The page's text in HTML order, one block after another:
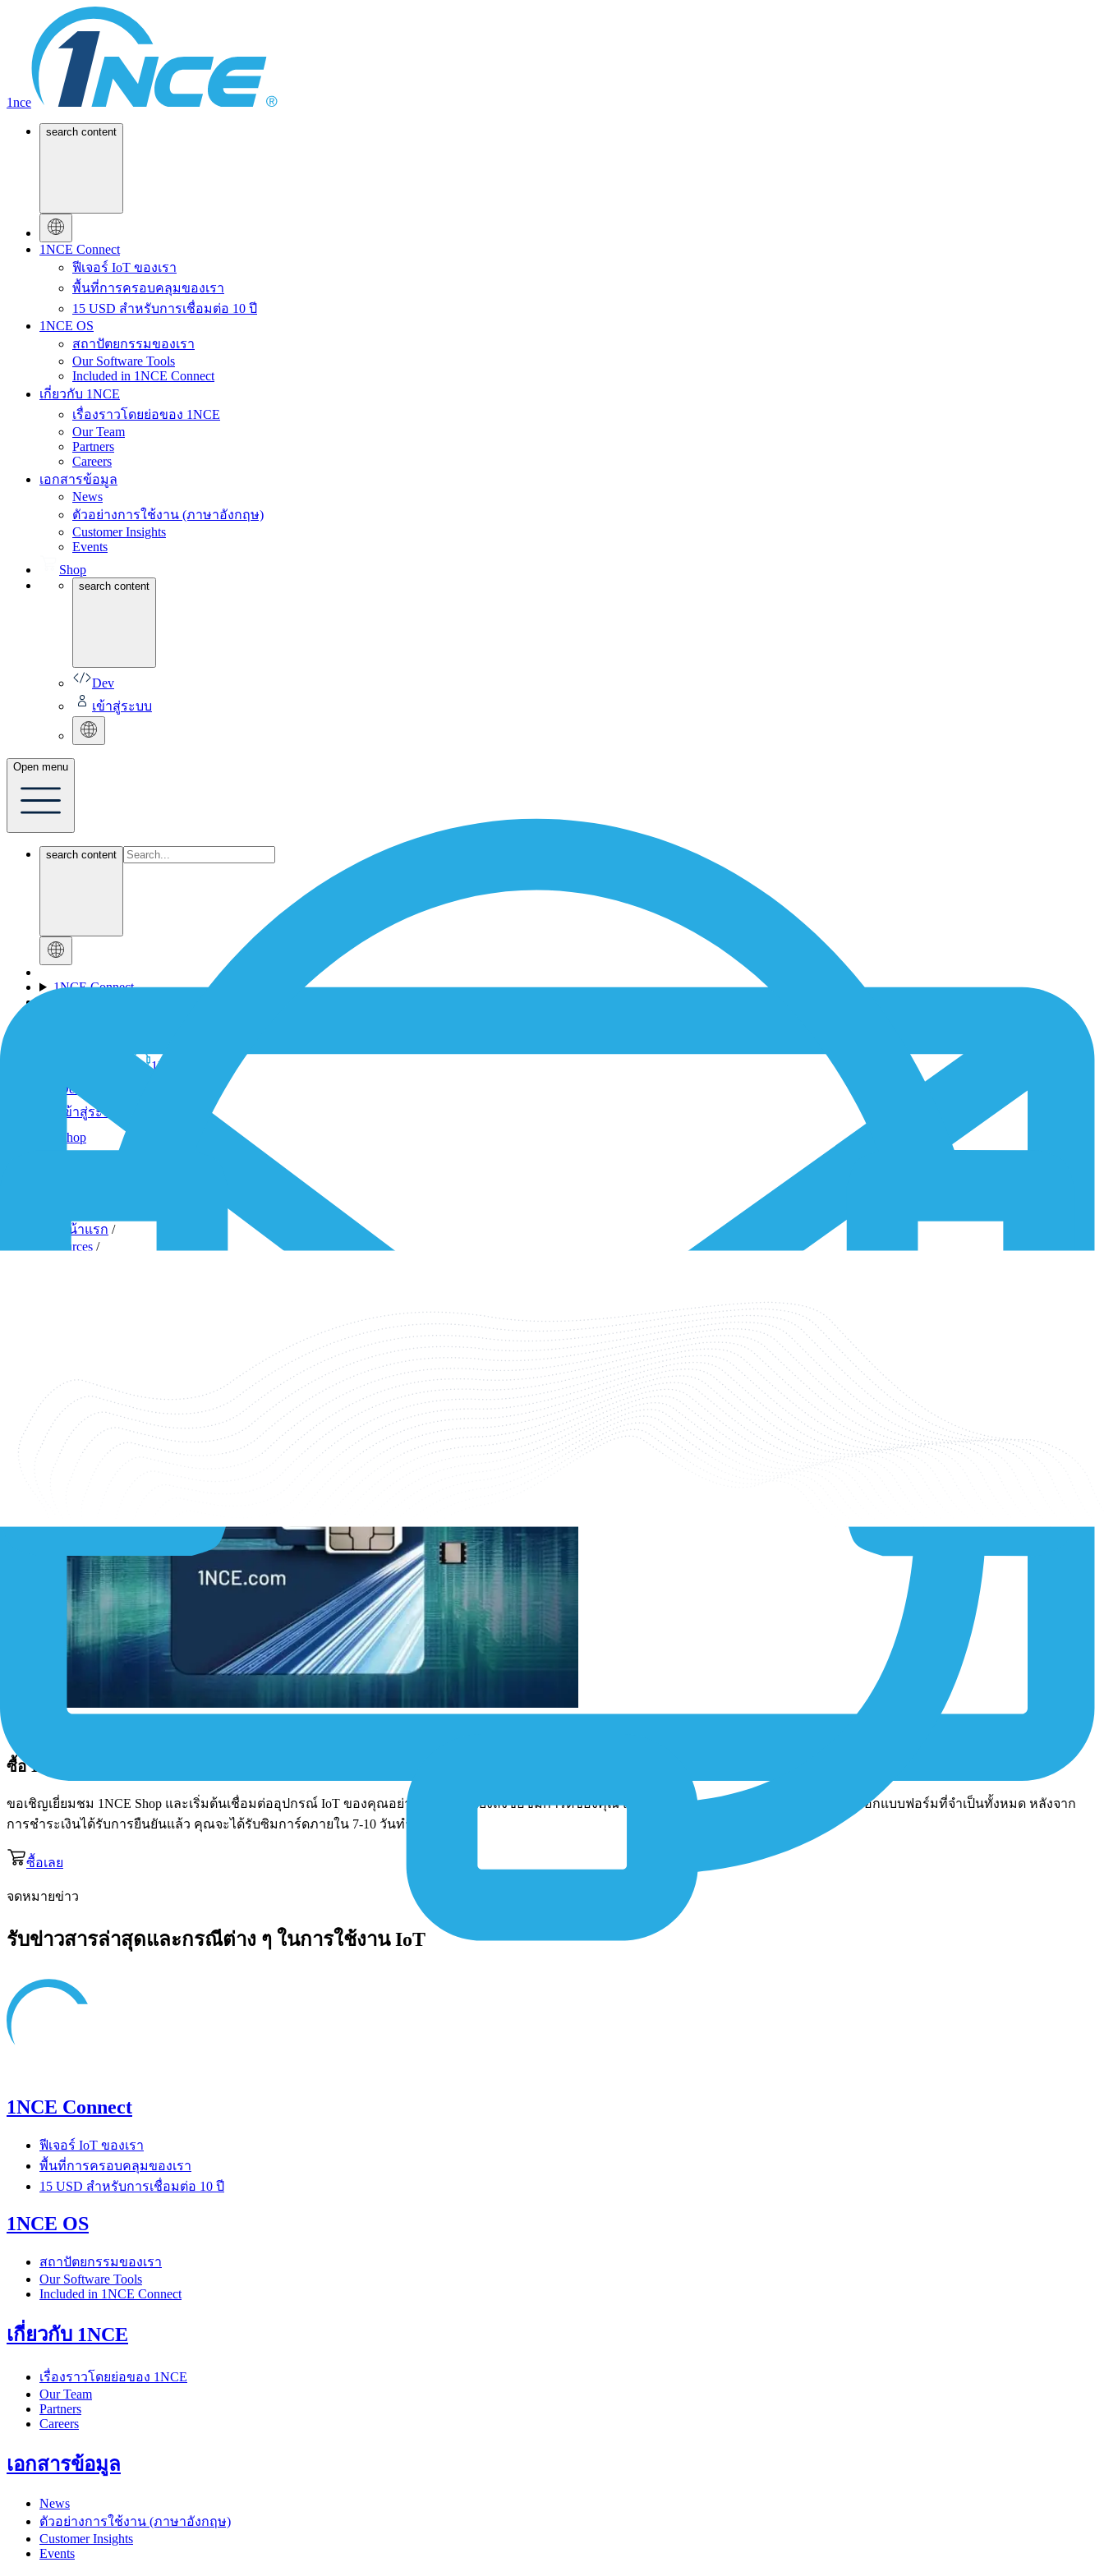
1nce
search content
1NCE Connect
ฟีเจอร์ IoT ของเรา
พื้นที่การครอบคลุมของเรา
15 USD สำหรับการเชื่อมต่อ 10 ปี
1NCE OS
สถาปัตยกรรมของเรา
Our Software Tools
Included in 1NCE Connect
เกี่ยวกับ 1NCE
เรื่องราวโดยย่อของ 1NCE
Our Team
Partners
Careers
เอกสารข้อมูล
News
ตัวอย่างการใช้งาน (ภาษาอังกฤษ)
Customer Insights
Events
Shop
search content
Dev
เข้าสู่ระบบ
Open menu
search content
1NCE Connect
1NCE Support
Dev
เข้าสู่ระบบ
Shop
หน้าแรก /
Resources /
ซื้อ1NCE IoT Lifetime Flat
ขอเชิญเยี่ยมชม 1NCE Shop และเริ่มต้นเชื่อมต่ออุปกรณ์ IoT ของคุณอย่างง่ายดาย เพียงสั่งซื้อซิมการ์ดของคุณ และเลือกประเภทซิมการ์ดที่ต้องการแล้วกรอกแบบฟอร์มที่จำเป็นทั้งหมด หลังจาก
การชำระเงินได้รับการยืนยันแล้ว คุณจะได้รับซิมการ์ดภายใน 7-10 วันทำการ
ซื้อเลย
จดหมายข่าว
รับข่าวสารล่าสุดและกรณีต่าง ๆ ในการใช้งาน IoT
1NCE Connect
ฟีเจอร์ IoT ของเรา
พื้นที่การครอบคลุมของเรา
15 USD สำหรับการเชื่อมต่อ 10 ปี
1NCE OS
สถาปัตยกรรมของเรา
Our Software Tools
Included in 1NCE Connect
เกี่ยวกับ 1NCE
เรื่องราวโดยย่อของ 1NCE
Our Team
Partners
Careers
เอกสารข้อมูล
News
ตัวอย่างการใช้งาน (ภาษาอังกฤษ)
Customer Insights
Events